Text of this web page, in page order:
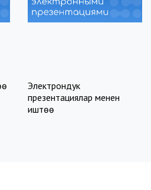
Publisher: Digital
Academy
Электрондук
презентациялар менен
иштөө